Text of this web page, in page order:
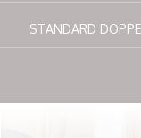
STANDARD